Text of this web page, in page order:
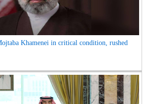
Khamenei in critical condition, rushed